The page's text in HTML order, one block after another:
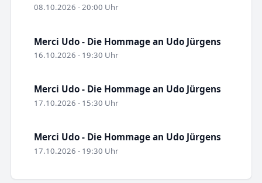
08.10.2026 - 20:00 Uhr
Merci Udo - Die Hommage an Udo Jürgens
16.10.2026 - 19:30 Uhr
Merci Udo - Die Hommage an Udo Jürgens
17.10.2026 - 15:30 Uhr
Merci Udo - Die Hommage an Udo Jürgens
17.10.2026 - 19:30 Uhr